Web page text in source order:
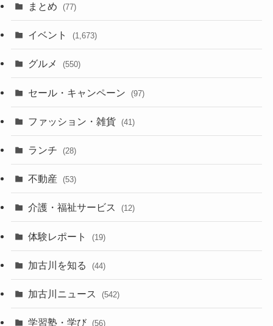
まとめ (77)
イベント (1,673)
グルメ (550)
セール・キャンペーン (97)
ファッション・雑貨 (41)
ランチ (28)
不動産 (53)
介護・福祉サービス (12)
体験レポート (19)
加古川を知る (44)
加古川ニュース (542)
学習塾・学び (56)